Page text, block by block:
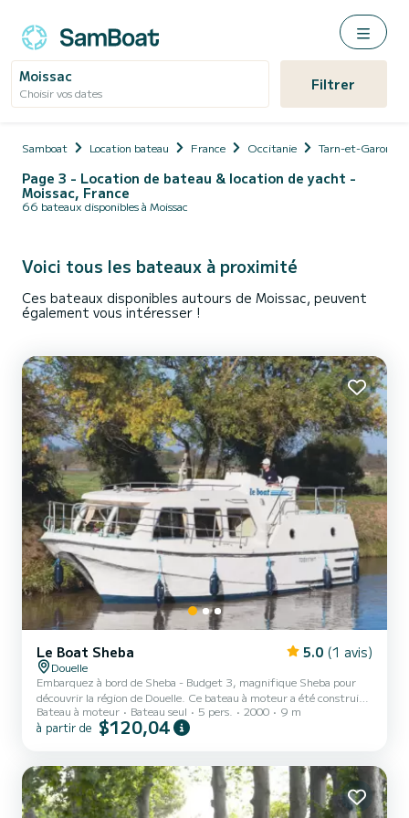
Moissac
Choisir vos dates Filtrer
Samboat Location bateau France Occitanie Tarn-et-Garonne
Page 3 - Location de bateau & location de yacht -
Moissac, France
66 bateaux disponibles à Moissac
Voici tous les bateaux à proximité
Ces bateaux disponibles autours de Moissac, peuvent
également vous intéresser !
Le Boat Sheba 5.0 (1 avis)
Douelle
Embarquez à bord de Sheba - Budget 3, magnifique Sheba pour
découvrir la région de Douelle. Ce bateau à moteur a été construit
en 2000 pour assurer confort et performance en mer. Le bateau
dispose de 1 cabines tout confort et une capacité d'embarcation
les environs de Douelle Pour votre confort, Sheba - Budget 3
possède 1 toilette avec douche Les demand...
Bateau à moteur Bateau seul 5 pers. 2000 9 m
à partir de $120,04